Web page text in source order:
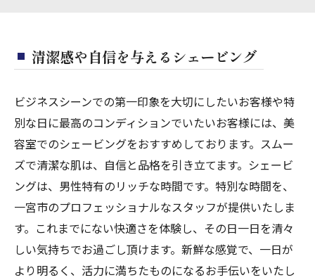
清潔感や自信を与えるシェービング
ビジネスシーンでの第一印象を大切にしたいお客様や特
別な日に最高のコンディションでいたいお客様には、美
容室でのシェービングをおすすめしております。スムー
ズで清潔な肌は、自信と品格を引き立てます。シェービ
ングは、男性特有のリッチな時間です。特別な時間を、
一宮市のプロフェッショナルなスタッフが提供いたしま
す。これまでにない快適さを体験し、その日一日を清々
しい気持ちでお過ごし頂けます。新鮮な感覚で、一日が
より明るく、活力に満ちたものになるお手伝いをいたし